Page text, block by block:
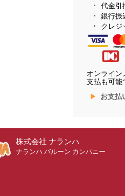
代金引
銀行振
クレジ
オンライン
支払も可能
お支払
株式会社 ナランハ
ナランハ バルーン カンパニー